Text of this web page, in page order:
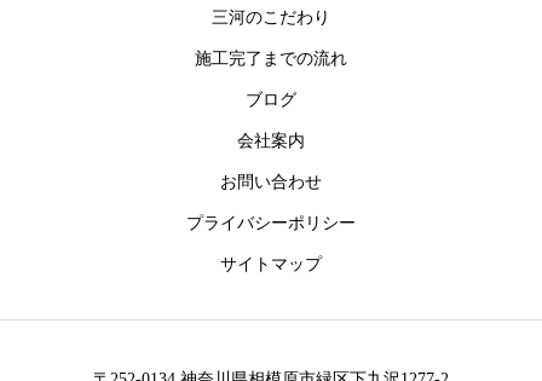
三河のこだわり
施工完了までの流れ
ブログ
会社案内
お問い合わせ
プライバシーポリシー
サイトマップ